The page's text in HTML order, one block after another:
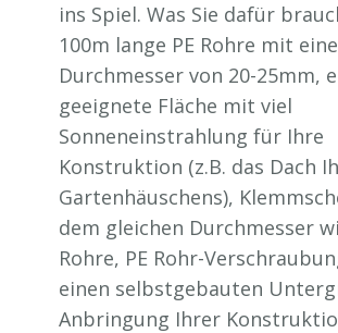
ins Spiel. Was Sie dafür
100m lange PE Rohre mit
Durchmesser von 20-25mm,
geeignete Fläche mit viel
Sonneneinstrahlung für Ihre
Konstruktion (z.B. das Dach
Gartenhäuschens),
dem gleichen Durchmesser
Rohre, PE Rohr-
einen selbstgebauten
Anbringung Ihrer